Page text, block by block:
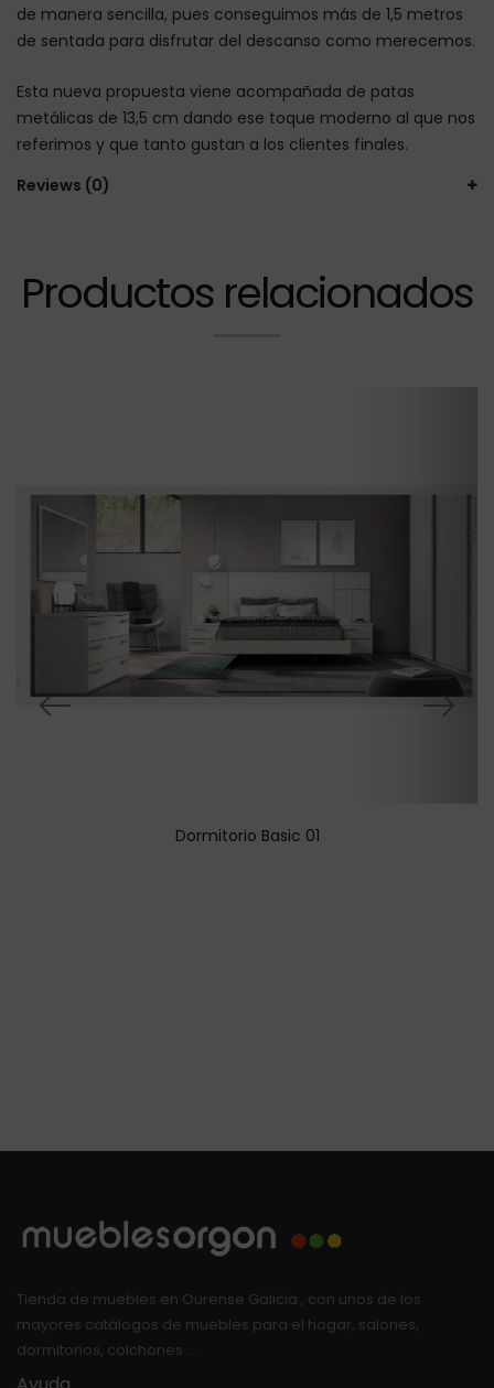
de manera sencilla, pues conseguimos más de 1,5 metros
de sentada para disfrutar del descanso como merecemos.
Esta nueva propuesta viene acompañada de patas
metálicas de 13,5 cm dando ese toque moderno al que nos
referimos y que tanto gustan a los clientes finales.
Reviews (0)
Productos relacionados
Dormitorio Basic 01
Tienda de muebles en Ourense Galicia , con unos de los
mayores catálogos de muebles para el hogar, salones,
dormitorios, colchones …